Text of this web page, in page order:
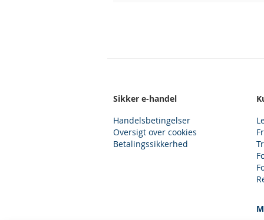
Sikker e-handel
Handelsbetingelser
Oversigt over cookies
Betalingssikkerhed